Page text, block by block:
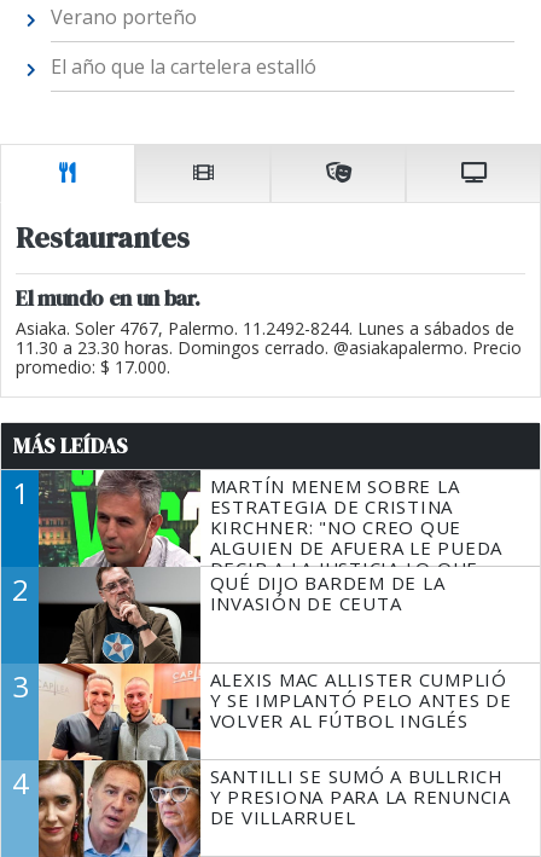
Verano porteño
El año que la cartelera estalló
Restaurantes
El mundo en un bar.
Asiaka. Soler 4767, Palermo. 11.2492-8244. Lunes a sábados de
11.30 a 23.30 horas. Domingos cerrado. @asiakapalermo. Precio
promedio: $ 17.000.
MÁS LEÍDAS
1
MARTÍN MENEM SOBRE LA
ESTRATEGIA DE CRISTINA
KIRCHNER: "NO CREO QUE
ALGUIEN DE AFUERA LE PUEDA
DECIR A LA JUSTICIA LO QUE
TIENE QUE HACER"
2
QUÉ DIJO BARDEM DE LA
INVASIÓN DE CEUTA
3
ALEXIS MAC ALLISTER CUMPLIÓ
Y SE IMPLANTÓ PELO ANTES DE
VOLVER AL FÚTBOL INGLÉS
4
SANTILLI SE SUMÓ A BULLRICH
Y PRESIONA PARA LA RENUNCIA
DE VILLARRUEL